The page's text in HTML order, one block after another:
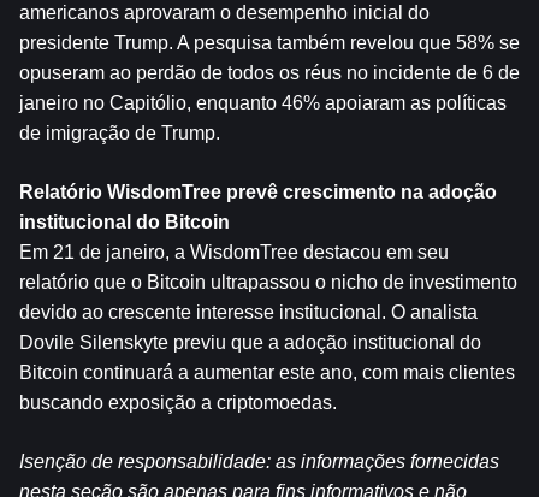
americanos aprovaram o desempenho inicial do
presidente Trump. A pesquisa também revelou que 58% se
opuseram ao perdão de todos os réus no incidente de 6 de
janeiro no Capitólio, enquanto 46% apoiaram as políticas
de imigração de Trump.
Relatório WisdomTree prevê crescimento na adoção
institucional do Bitcoin
Em 21 de janeiro, a WisdomTree destacou em seu
relatório que o Bitcoin ultrapassou o nicho de investimento
devido ao crescente interesse institucional. O analista
Dovile Silenskyte previu que a adoção institucional do
Bitcoin continuará a aumentar este ano, com mais clientes
buscando exposição a criptomoedas.
Isenção de responsabilidade: as informações fornecidas
nesta seção são apenas para fins informativos e não